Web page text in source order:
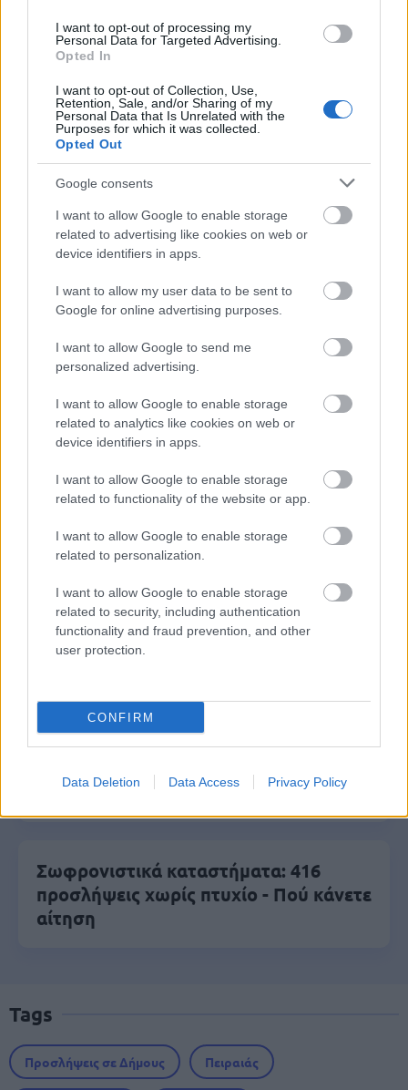
I want to opt-out of processing my
Personal Data for Targeted Advertising.
Opted In
I want to opt-out of Collection, Use,
Retention, Sale, and/or Sharing of my
Personal Data that Is Unrelated with the
Purposes for which it was collected.
Opted Out
Google consents
I want to allow Google to enable storage
related to advertising like cookies on web or
device identifiers in apps.
I want to allow my user data to be sent to
Google for online advertising purposes.
I want to allow Google to send me
personalized advertising.
I want to allow Google to enable storage
related to analytics like cookies on web or
device identifiers in apps.
I want to allow Google to enable storage
related to functionality of the website or app.
I want to allow Google to enable storage
related to personalization.
I want to allow Google to enable storage
related to security, including authentication
functionality and fraud prevention, and other
user protection.
CONFIRM
Data Deletion Data Access Privacy Policy
ΑΣΕΠ: Εξ αποστάσεως η πιο Εύκολη
Πιστοποίηση Υπολογιστών σε 2
μέρες
Μάθε πρώτος όλες τις σημαντικές
ειδήσεις.
Βάλε το proson.gr στα αποτελέσματα
αναζήτησης της Google
Δημοφιλείς Ειδήσεις
ΟΠΕΚΑ: Μηνιαίο επίδομα έως 210
ευρώ - Πώς θα τα πάρετε
Προσωπικός Βοηθός: Ανοίγουν οι
αλλάζει στο πρόγραμμα
Σωφρονιστικά καταστήματα: 416
προσλήψεις χωρίς πτυχίο - Πού κάνετε
αίτηση
Tags
Προσλήψεις σε Δήμους Πειραιάς